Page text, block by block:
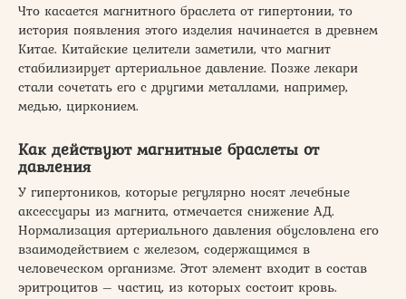
Что касается магнитного браслета от гипертонии, то
история появления этого изделия начинается в древнем
Китае. Китайские целители заметили, что магнит
стабилизирует артериальное давление. Позже лекари
стали сочетать его с другими металлами, например,
медью, цирконием.
Как действуют магнитные браслеты от
давления
У гипертоников, которые регулярно носят лечебные
аксессуары из магнита, отмечается снижение АД.
Нормализация артериального давления обусловлена его
взаимодействием с железом, содержащимся в
человеческом организме. Этот элемент входит в состав
эритроцитов – частиц, из которых состоит кровь.